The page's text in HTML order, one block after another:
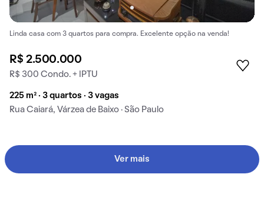
Linda casa com 3 quartos para compra. Excelente opção na venda!
R$ 2.500.000
R$ 300 Condo. + IPTU
225 m² · 3 quartos · 3 vagas
Rua Caiará, Várzea de Baixo · São Paulo
Ver mais